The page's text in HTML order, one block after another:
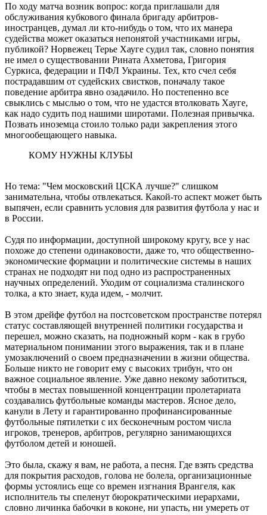
По ходу матча возник вопрос: когда приглашали для
обслуживания кубкового финала бригаду арбитров-
иностранцев, думал ли кто-нибудь о том, что их манера
судейства может оказаться непонятой участниками игры,
публикой? Норвежец Терье Хауге судил так, словно понятия
не имел о существовании Рината Ахметова, Григория
Суркиса, федерации и ПФЛ Украины. Тех, кто счел себя
пострадавшим от судейских свистков, поначалу такое
поведение арбитра явно озадачило. Но постепенно все
свыклись с мыслью о том, что не удастся втолковать Хауге,
как надо судить под нашими широтами. Полезная привычка.
Позвать иноземца стоило только ради закрепления этого
многообещающего навыка.
КОМУ НУЖНЫ КЛУБЫ
Но тема: "Чем московский ЦСКА лучше?" слишком
занимательна, чтобы отвлекаться. Какой-то аспект может быть
выпячен, если сравнить условия для развития футбола у нас и
в России.
Судя по информации, доступной широкому кругу, все у нас
похоже до степени одинаковости, даже то, что общественно-
экономические формации и политические системы в наших
странах не подходят ни под одно из распространенных
научных определений. Уходим от социализма сталинского
толка, а кто знает, куда идем, - молчит.
В этом дрейфе футбол на постсоветском пространстве потерял
статус составляющей внутренней политики государства и
перешел, можно сказать, на подножный корм - как в грубо
материальном понимании этого выражения, так и в плане
умозаключений о своем предназначении в жизни общества.
Больше никто не говорит ему с высоких трибун, что он
важное социальное явление. Уже давно некому заботиться,
чтобы в местах повышенной концентрации пролетариата
создавались футбольные команды мастеров. Ясное дело,
канули в Лету и гарантированно профинансированные
футбольные пятилетки с их бесконечным ростом числа
игроков, тренеров, арбитров, регулярно занимающихся
футболом детей и юношей.
Это была, скажу я вам, не работа, а песня. Где взять средства
для покрытия расходов, голова не болела, организационные
формы устоялись еще со времен изгнания Врангеля, как
исполнитель ты спеленут бюрократическими иерархами,
словно личинка бабочки в коконе, ни упасть, ни умереть от